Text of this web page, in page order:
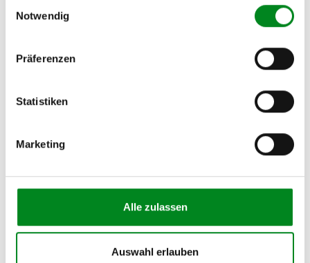
Notwendig
Präferenzen
Statistiken
Marketing
Alle zulassen
Auswahl erlauben
Die Qualität und Lebensdauer eines überholten Lenkgetriebes ist
gleichwertigen Teilen beträgt sein Preis jedoch
des Preises eines Originallenkgetriebes. Auf diese
Instandhaltungskosten reduziert werden.